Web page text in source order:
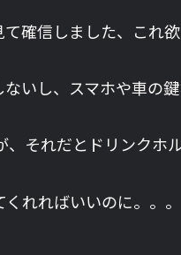
確信しました、これ欲
いし、スマホや車の
それだとドリンクホ
れればいいのに。。。